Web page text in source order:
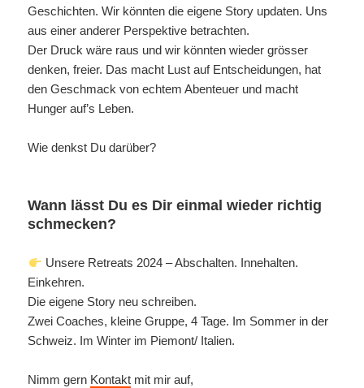
Geschichten. Wir könnten die eigene Story updaten. Uns
aus einer anderer Perspektive betrachten.
Der Druck wäre raus und wir könnten wieder grösser
denken, freier. Das macht Lust auf Entscheidungen, hat
den Geschmack von echtem Abenteuer und macht
Hunger auf’s Leben.
Wie denkst Du darüber?
Wann lässt Du es Dir einmal wieder richtig
schmecken?
Unsere Retreats 2024 – Abschalten. Innehalten.
Einkehren.
Die eigene Story neu schreiben.
Zwei Coaches, kleine Gruppe, 4 Tage. Im Sommer in der
Schweiz. Im Winter im Piemont/ Italien.
Nimm gern Kontakt mit mir auf,